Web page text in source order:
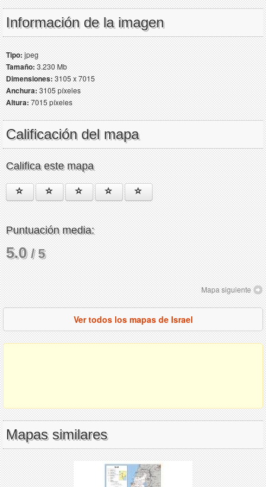
Información de la imagen
Tipo:jpeg
Tamaño:3.230 Mb
Dimensiones:3105 x 7015
Anchura:3105 píxeles
Altura:7015 píxeles
Calificación del mapa
Califica este mapa
Puntuación media:
5.0/ 5
Mapa siguiente
Ver todos los mapas de Israel
Mapas similares